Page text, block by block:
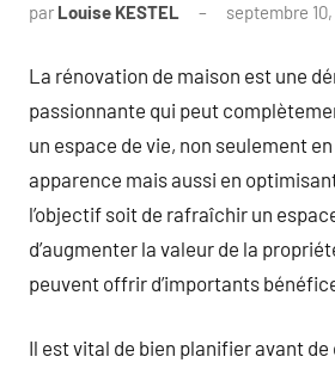
par Louise KESTEL septembre
La rénovation de maison est une
passionnante qui peut
un espace de vie, non seulement
apparence mais aussi en
l’objectif soit de rafraîchir un
d’augmenter la valeur de la
peuvent offrir d’importants
Il est vital de bien planifier avant